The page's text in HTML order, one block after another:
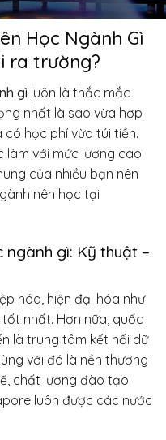
Học Ngành Gì
ra trường?
gì luôn là thắc mắc
nhất là sao vừa hợp
học phí vừa túi tiền.
với mức lương cao
của nhiều bạn nên
nên học tại
ngành gì: Kỹ thuật –
hóa, hiện đại hóa như
nhất. Hơn nữa, quốc
là trung tâm kết nối dữ
với đó là nền thương
chất lượng đào tạo
luôn được các nước